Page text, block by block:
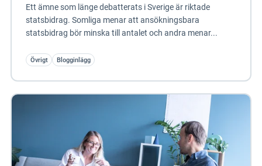
Ett ämne som länge debatterats i Sverige är riktade
statsbidrag. Somliga menar att ansökningsbara
statsbidrag bör minska till antalet och andra menar...
Övrigt Blogginlägg